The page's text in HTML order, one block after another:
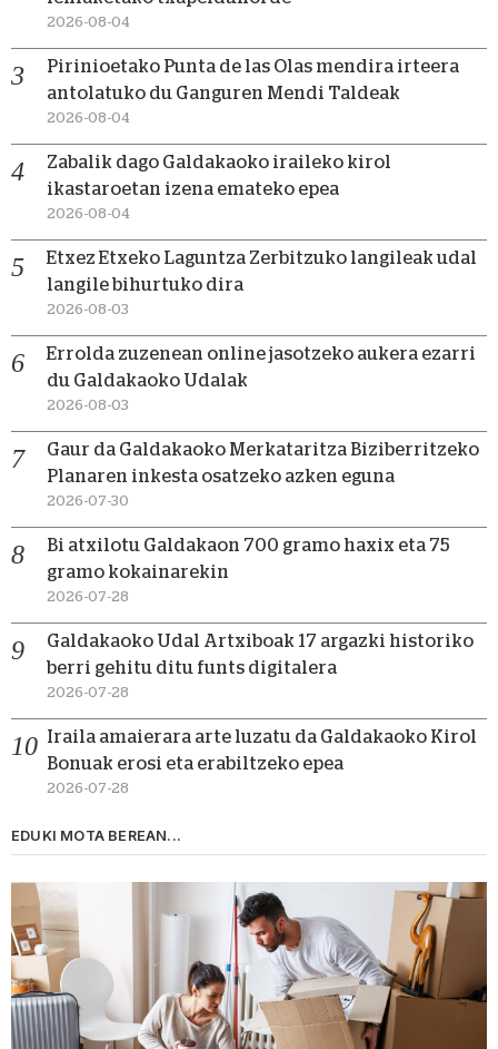
2026-08-04
Pirinioetako Punta de las Olas mendira irteera
antolatuko du Ganguren Mendi Taldeak
2026-08-04
Zabalik dago Galdakaoko iraileko kirol
ikastaroetan izena emateko epea
2026-08-04
Etxez Etxeko Laguntza Zerbitzuko langileak udal
langile bihurtuko dira
2026-08-03
Errolda zuzenean online jasotzeko aukera ezarri
du Galdakaoko Udalak
2026-08-03
Gaur da Galdakaoko Merkataritza Biziberritzeko
Planaren inkesta osatzeko azken eguna
2026-07-30
Bi atxilotu Galdakaon 700 gramo haxix eta 75
gramo kokainarekin
2026-07-28
Galdakaoko Udal Artxiboak 17 argazki historiko
berri gehitu ditu funts digitalera
2026-07-28
Iraila amaierara arte luzatu da Galdakaoko Kirol
Bonuak erosi eta erabiltzeko epea
2026-07-28
EDUKI MOTA BEREAN...